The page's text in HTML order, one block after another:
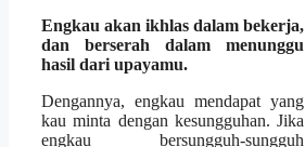
Engkau akan ikhlas dalam bekerja,
dan berserah dalam menunggu
hasil dari upayamu.
Dengannya, engkau mendapat yang
kau minta dengan kesungguhan. Jika
engkau bersungguh-sungguh